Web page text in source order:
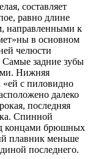
составляет
равно длине
направленными к
в основном
челюсти
Самые задние зубы
Нижняя
«ей с пиловидно
далеко
последняя
Спинной
концами брюшных
плавник меньше
последнего.